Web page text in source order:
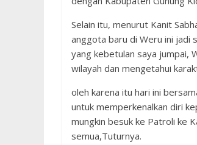
Selain itu, menurut Kanit
anggota baru di Weru ini jadi
yang kebetulan saya jumpai,
wilayah dan mengetahui
oleh karena itu hari ini
untuk memperkenalkan diri
mungkin besuk ke Patroli ke
semua,Tuturnya.